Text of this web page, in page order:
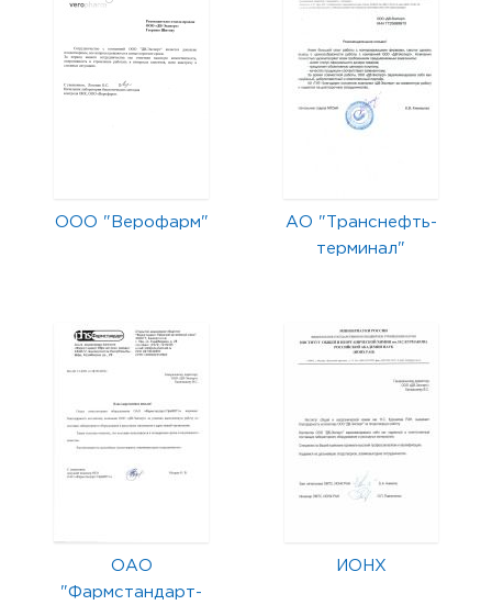
ООО "Верофарм"
АО "Транснефть-
терминал"
ОАО
"Фармстандарт-
ИОНХ